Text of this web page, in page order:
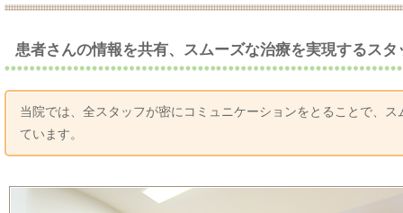
患者さんの情報を共有、スムーズな治療を実現するス
当院では、全スタッフが密にコミュニケーションをとることで、
ています。